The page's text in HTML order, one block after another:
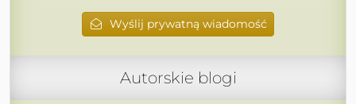
Wyślij prywatną wiadomość
Autorskie blogi